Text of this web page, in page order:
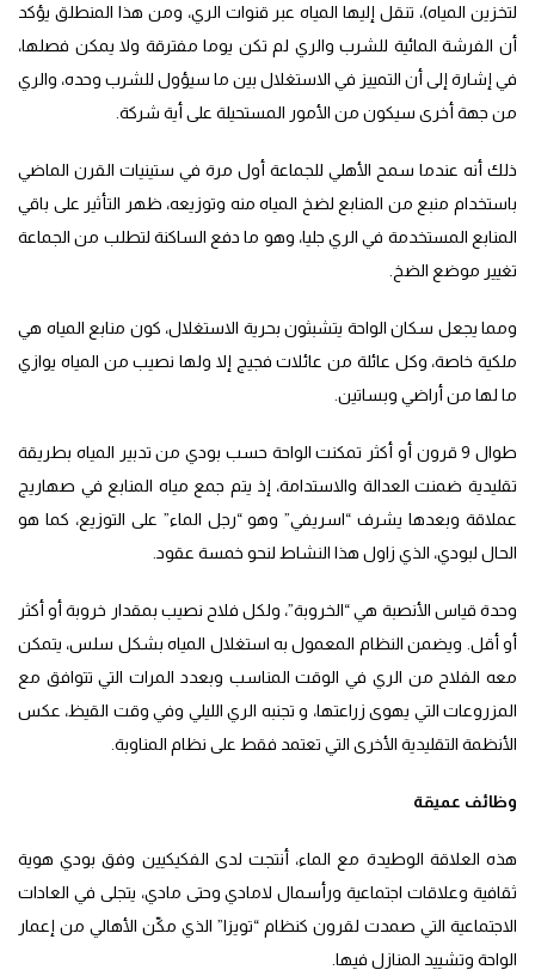
لتخزين المياه)، تنقل إليها المياه عبر قنوات الري، ومن هذا المنطلق يؤكد
أن الفرشة المائية للشرب والري لم تكن يوما مفترقة ولا يمكن فصلها،
في إشارة إلى أن التمييز في الاستغلال بين ما سيؤول للشرب وحده، والري
من جهة أخرى سيكون من الأمور المستحيلة على أية شركة.
ذلك أنه عندما سمح الأهلي للجماعة أول مرة في ستينيات القرن الماضي
باستخدام منبع من المنابع لضخ المياه منه وتوزيعه، ظهر التأثير على باقي
المنابع المستخدمة في الري جليا، وهو ما دفع الساكنة لتطلب من الجماعة
تغيير موضع الضخ.
ومما يجعل سكان الواحة يتشبثون بحرية الاستغلال، كون منابع المياه هي
ملكية خاصة، وكل عائلة من عائلات فجيج إلا ولها نصيب من المياه يوازي
ما لها من أراضي وبساتين.
طوال 9 قرون أو أكثر تمكنت الواحة حسب بودي من تدبير المياه بطريقة
تقليدية ضمنت العدالة والاستدامة، إذ يتم جمع مياه المنابع في صهاريج
عملاقة وبعدها يشرف “اسريفي” وهو “رجل الماء” على التوزيع، كما هو
الحال لبودي، الذي زاول هذا النشاط لنحو خمسة عقود.
وحدة قياس الأنصبة هي “الخروبة”، ولكل فلاح نصيب بمقدار خروبة أو أكثر
أو أقل. ويضمن النظام المعمول به استغلال المياه بشكل سلس، يتمكن
معه الفلاح من الري في الوقت المناسب وبعدد المرات التي تتوافق مع
المزروعات التي يهوى زراعتها، و تجنبه الري الليلي وفي وقت القيظ، عكس
الأنظمة التقليدية الأخرى التي تعتمد فقط على نظام المناوبة.
وظائف عميقة
هذه العلاقة الوطيدة مع الماء، أنتجت لدى الفكيكيين وفق بودي هوية
ثقافية وعلاقات اجتماعية ورأسمال لامادي وحتى مادي، يتجلى في العادات
الاجتماعية التي صمدت لقرون كنظام “تويزا” الذي مكّن الأهالي من إعمار
الواحة وتشييد المنازل فيها.